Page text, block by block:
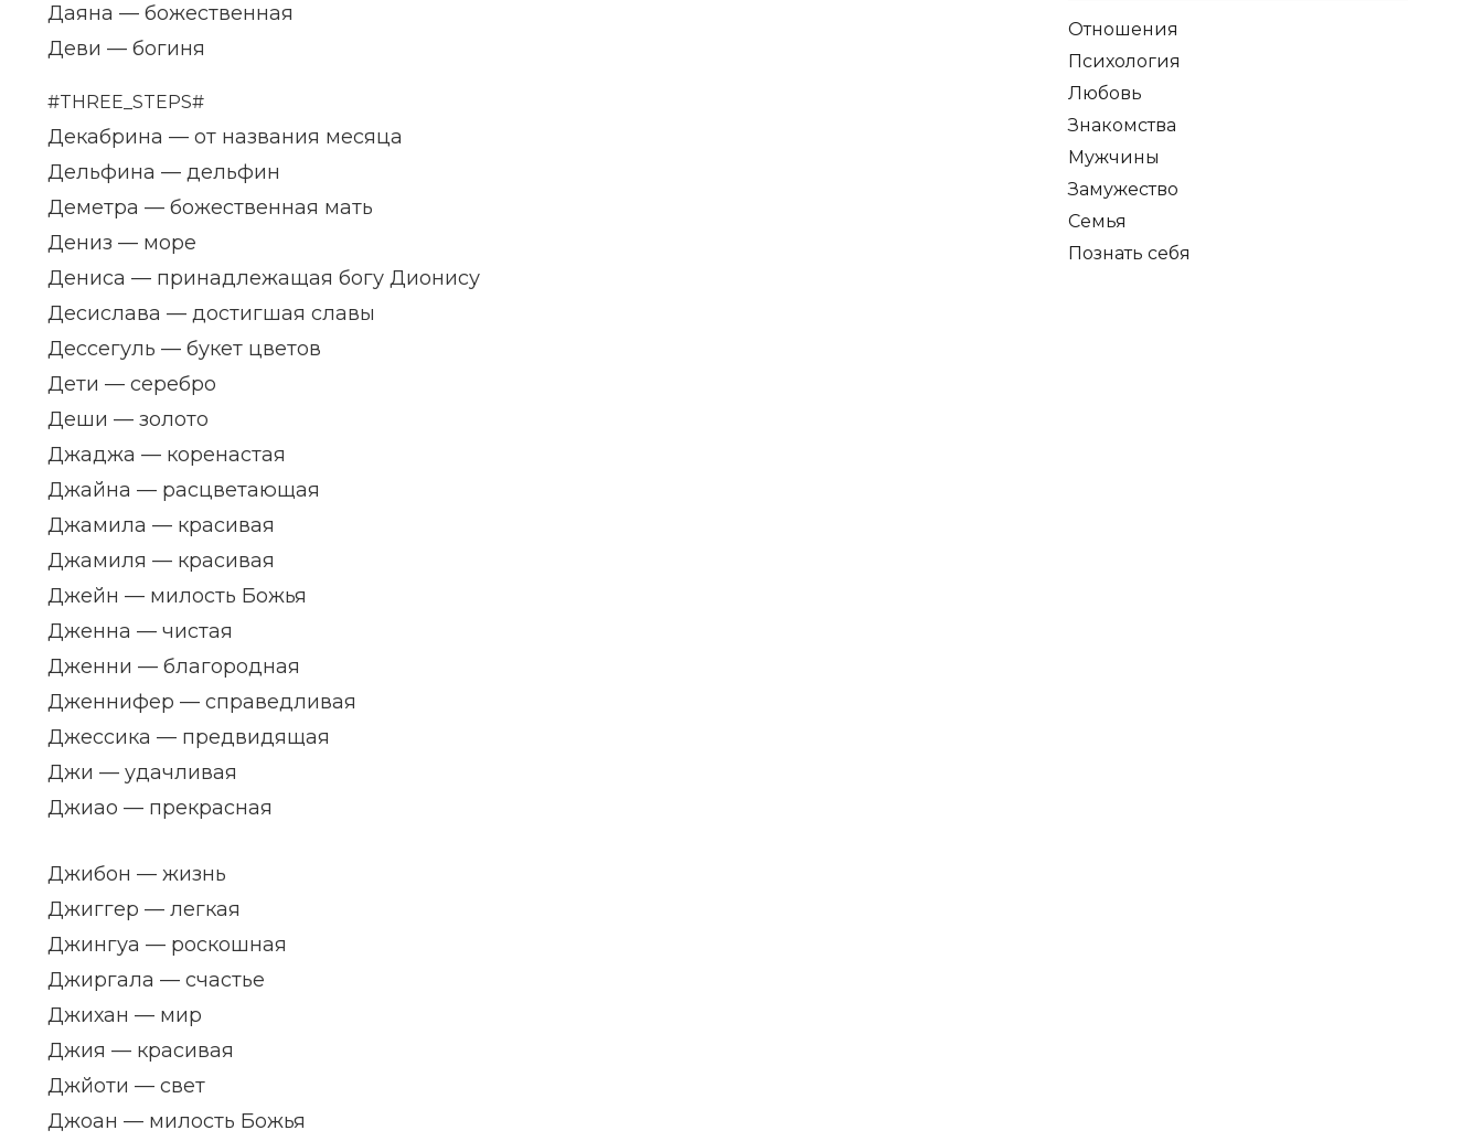
Даяна — божественная
Деви — богиня
#THREE_STEPS#
Декабрина — от названия месяца
Дельфина — дельфин
Деметра — божественная мать
Дениз — море
Дениса — принадлежащая богу Дионису
Десислава — достигшая славы
Дессегуль — букет цветов
Дети — серебро
Деши — золото
Джаджа — коренастая
Джайна — расцветающая
Джамила — красивая
Джамиля — красивая
Джейн — милость Божья
Дженна — чистая
Дженни — благородная
Дженнифер — справедливая
Джессика — предвидящая
Джи — удачливая
Джиао — прекрасная
Джибон — жизнь
Джиггер — легкая
Джингуа — роскошная
Джиргала — счастье
Джихан — мир
Джия — красивая
Джйоти — свет
Джоан — милость Божья
Отношения
Психология
Любовь
Знакомства
Мужчины
Замужество
Семья
Познать себя